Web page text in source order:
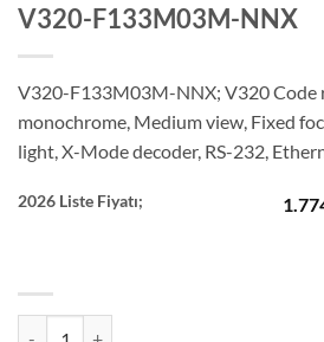
V320-F133M03M-NNX
V320-F133M03M-NNX; V320 Code
monochrome, Medium view, Fixed
light, X-Mode decoder, RS-232,
2026 Liste Fiyatı;